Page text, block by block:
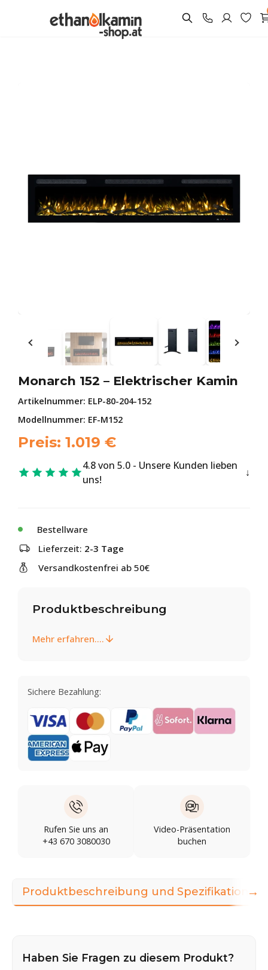
Monarch 152 – Elektrischer Kamin
Artikelnummer: ELP-80-204-152
Modellnummer: EF-M152
Preis: 1.019 €
4.8 von 5.0 - Unsere Kunden lieben
uns!
Bestellware
Lieferzeit: 2-3 Tage
Versandkostenfrei ab 50€
Produktbeschreibung
Mehr erfahren....
Sichere Bezahlung:
Rufen Sie uns an
+43 670 3080030
Video-Präsentation
buchen
Produktbeschreibung und Spezifikationen
Haben Sie Fragen zu diesem Produkt?
→